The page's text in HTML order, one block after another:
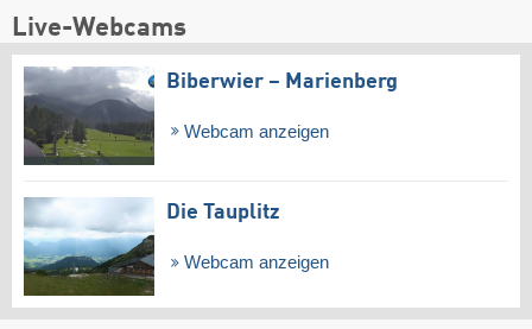
Live-Webcams
Biberwier – Marienberg
Webcam anzeigen
Die Tauplitz
Webcam anzeigen